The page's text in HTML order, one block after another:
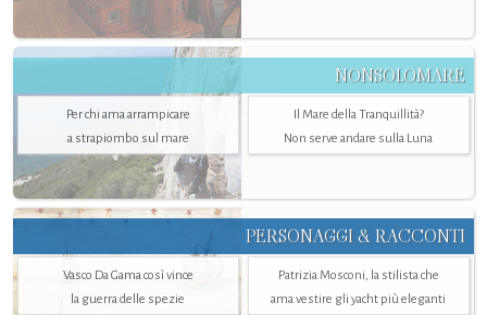
NONSOLOMARE
Per chi ama arrampicare
a strapiombo sul mare
Il Mare della Tranquillità?
Non serve andare sulla Luna
PERSONAGGI & RACCONTI
Vasco Da Gama così vince
la guerra delle spezie
Patrizia Mosconi, la stilista che
ama vestire gli yacht più eleganti